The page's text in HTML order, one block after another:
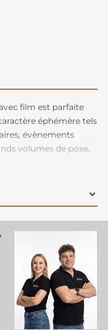
film est parfaite
éphémère tels
évènements
volumes de pose,
rapide à poser
superposé. Parce
de notre fabriquant